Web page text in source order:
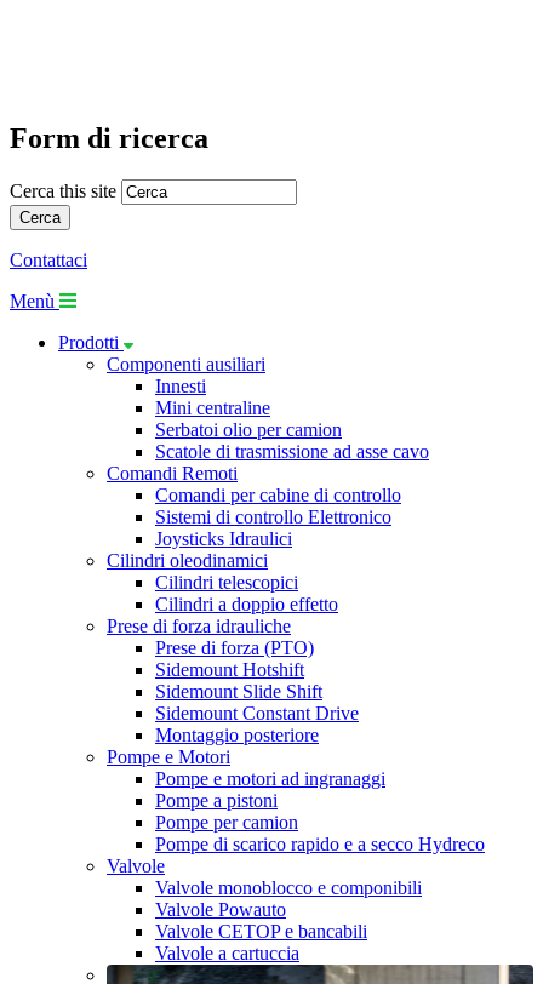
Form di ricerca
Cerca this site
Contattaci
Menù
Prodotti
Componenti ausiliari
Innesti
Mini centraline
Serbatoi olio per camion
Scatole di trasmissione ad asse cavo
Comandi Remoti
Comandi per cabine di controllo
Sistemi di controllo Elettronico
Joysticks Idraulici
Cilindri oleodinamici
Cilindri telescopici
Cilindri a doppio effetto
Prese di forza idrauliche
Prese di forza (PTO)
Sidemount Hotshift
Sidemount Slide Shift
Sidemount Constant Drive
Montaggio posteriore
Pompe e Motori
Pompe e motori ad ingranaggi
Pompe a pistoni
Pompe per camion
Pompe di scarico rapido e a secco Hydreco
Valvole
Valvole monoblocco e componibili
Valvole Powauto
Valvole CETOP e bancabili
Valvole a cartuccia